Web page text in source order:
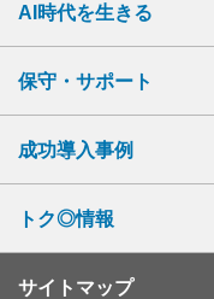
AI時代を生きる
保守・サポート
成功導入事例
トク◎情報
サイトマップ